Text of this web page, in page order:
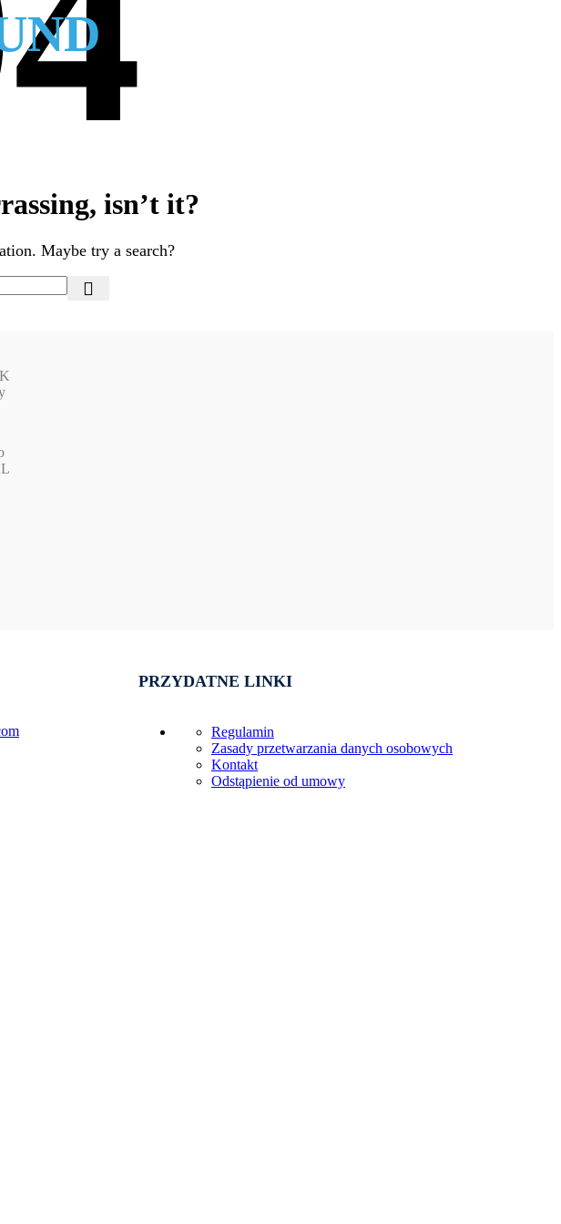
RĘCZNA
isn’t it?
Maybe try a search?
PRZYDATNE LINKI
Regulamin
Zasady przetwarzania danych osobowych
Kontakt
Odstąpienie od umowy